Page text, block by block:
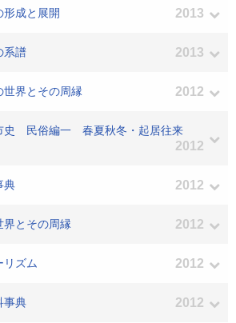
成と展開 2013
系譜 2013
世界とその周縁 2012
史 民俗編一 春夏秋冬・起居往来
2012
典 2012
界とその周縁 2012
リズム 2012
事典 2012